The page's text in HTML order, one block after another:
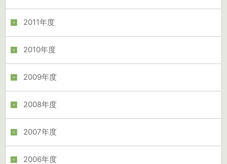
2011年度
2010年度
2009年度
2008年度
2007年度
2006年度